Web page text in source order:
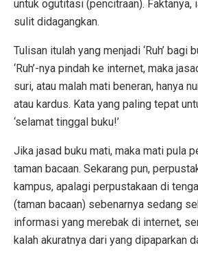
untuk ogutitasi (pencitraan). Faktanya,
sulit didagangkan.
Tulisan itulah yang menjadi ‘Ruh’ bagi
‘Ruh’-nya pindah ke internet, maka
suri, atau malah mati beneran, hanya
atau kardus. Kata yang paling tepat
‘selamat tinggal buku!’
Jika jasad buku mati, maka mati pula
taman bacaan. Sekarang pun,
kampus, apalagi perpustakaan di
(taman bacaan) sebenarnya sedang
informasi yang merebak di internet,
kalah akuratnya dari yang dipaparkan